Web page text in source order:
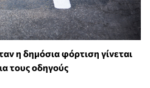
η δημόσια φόρτιση γίνεται
τους οδηγούς